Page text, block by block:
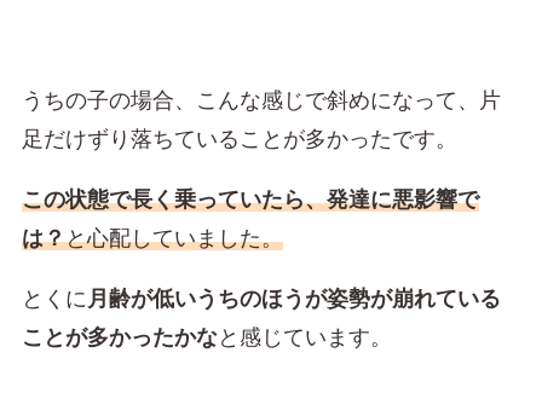
うちの子の場合、こんな感じで斜めになって、片
足だけずり落ちていることが多かったです。
この状態で長く乗っていたら、発達に悪影響で
は？と心配していました。
とくに 月齢が低いうちのほうが姿勢が崩れている
ことが多かったかなと感じています。